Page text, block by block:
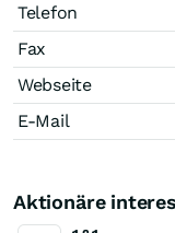
Telefon
Fax
Webseite
E-Mail
Aktionäre